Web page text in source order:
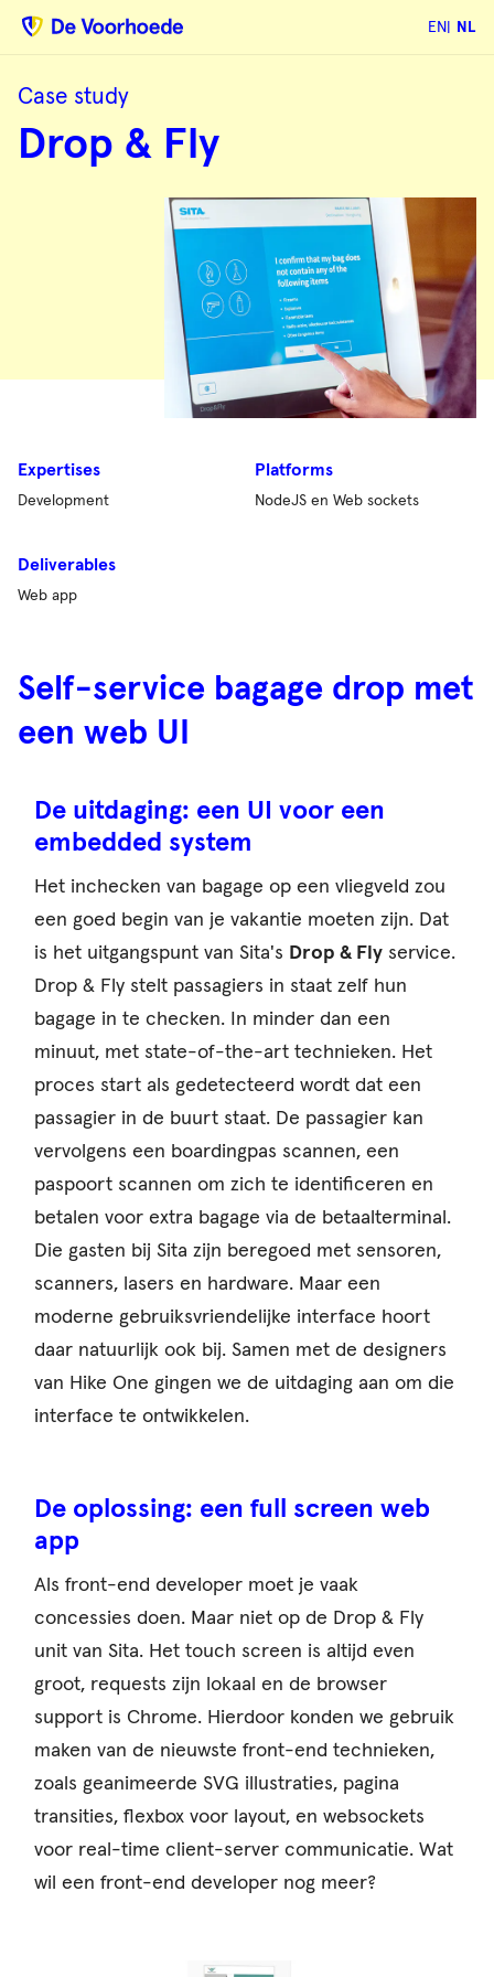
EN NL
Case study
&
Fly
Drop & Fly
Case
samenvatting
Expertises
Development
Platforms
NodeJS en Web sockets
Deliverables
Web app
Self-service bagage drop met
een web UI
De uitdaging: een UI voor een
embedded system
Het inchecken van bagage op een vliegveld zou
een goed begin van je vakantie moeten zijn. Dat
is het uitgangspunt van Sita's Drop & Fly service.
Drop & Fly stelt passagiers in staat zelf hun
bagage in te checken. In minder dan een
minuut, met state-of-the-art technieken. Het
proces start als gedetecteerd wordt dat een
passagier in de buurt staat. De passagier kan
vervolgens een boardingpas scannen, een
paspoort scannen om zich te identificeren en
betalen voor extra bagage via de betaalterminal.
Die gasten bij Sita zijn beregoed met sensoren,
scanners, lasers en hardware. Maar een
moderne gebruiksvriendelijke interface hoort
daar natuurlijk ook bij. Samen met de designers
van Hike One gingen we de uitdaging aan om die
interface te ontwikkelen.
De oplossing: een full screen web
app
Als front-end developer moet je vaak
concessies doen. Maar niet op de Drop & Fly
unit van Sita. Het touch screen is altijd even
groot, requests zijn lokaal en de browser
support is Chrome. Hierdoor konden we gebruik
maken van de nieuwste front-end technieken,
zoals geanimeerde SVG illustraties, pagina
transities, flexbox voor layout, en websockets
voor real-time client-server communicatie. Wat
wil een front-end developer nog meer?